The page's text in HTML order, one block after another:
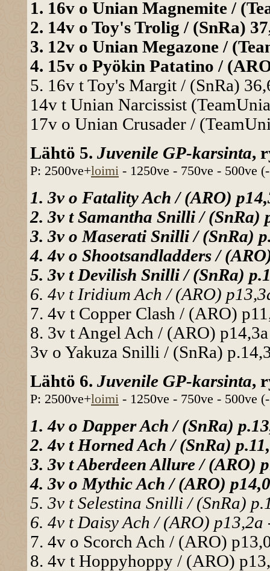
1. 16v o Unian Magnemite /
2. 14v o Toy's Trolig / (SnRa)
3. 12v o Unian Megazone /
4. 15v o Pyökin Patatino /
5. 16v t Toy's Margit / (SnRa)
14v t Unian Narcissist
17v o Unian Crusader /
Lähtö 5. Juvenile GP-karsinta,
P: 2500ve+loimi - 1250ve - 750ve - 500ve
1. 3v o Fatality Ach / (ARO)
2. 3v t Samantha Snilli / (SnRa)
3. 3v o Maserati Snilli / (SnRa)
4. 4v o Shootsandladders /
5. 3v t Devilish Snilli / (SnRa)
6. 4v t Iridium Ach / (ARO)
7. 4v t Copper Clash / (ARO)
8. 3v t Angel Ach / (ARO)
3v o Yakuza Snilli / (SnRa)
Lähtö 6. Juvenile GP-karsinta,
P: 2500ve+loimi - 1250ve - 750ve - 500ve
1. 4v o Dapper Ach / (SnRa)
2. 4v t Horned Ach / (SnRa)
3. 3v t Aberdeen Allure / (ARO)
4. 3v o Mythic Ach / (ARO)
5. 3v t Selestina Snilli / (SnRa)
6. 4v t Daisy Ach / (ARO)
7. 4v o Scorch Ach / (ARO)
8. 4v t Hoppyhoppy / (ARO)